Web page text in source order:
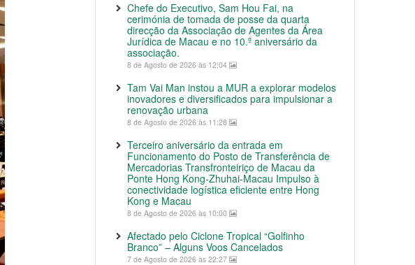
Chefe do Executivo, Sam Hou Fai, na
cerimónia de tomada de posse da quarta
direcção da Associação de Agentes da Área
Jurídica de Macau e no 10.º aniversário da
associação.
8 de Agosto de 2026 às 12:04
Tam Vai Man instou a MUR a explorar modelos
inovadores e diversificados para impulsionar a
renovação urbana
8 de Agosto de 2026 às 11:28
Terceiro aniversário da entrada em
Funcionamento do Posto de Transferência de
Mercadorias Transfronteiriço de Macau da
Ponte Hong Kong-Zhuhai-Macau Impulso à
conectividade logística eficiente entre Hong
Kong e Macau
8 de Agosto de 2026 às 10:00
Afectado pelo Ciclone Tropical “Golfinho
Branco” – Alguns Voos Cancelados
7 de Agosto de 2026 às 22:27